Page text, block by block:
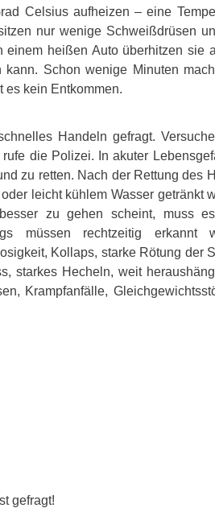
Celsius aufheizen – eine
nur wenige Schweißdrüsen
heißen Auto überhitzen sie
Schon wenige Minuten
es kein Entkommen.
Handeln gefragt.
die Polizei. In akuter
zu retten. Nach der Rettung des
leicht kühlem Wasser getränkt
zu gehen scheint, muss
müssen rechtzeitig erkannt
Kollaps, starke Rötung der
starkes Hecheln, weit
Krampfanfälle,
gefragt!